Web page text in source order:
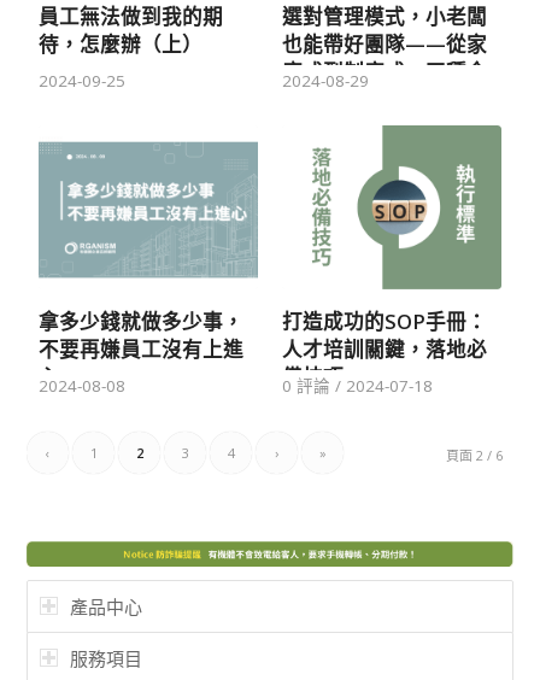
員工無法做到我的期
待，怎麼辦（上）
2024-09-25
選對管理模式，小老闆
也能帶好團隊——從家
庭式到制度式，四種企
2024-08-29
拿多少錢就做多少事，
不要再嫌員工沒有上進
心
2024-08-08
打造成功的SOP手冊：
人才培訓關鍵，落地必
備技巧
0 評論 / 2024-07-18
頁面 2 / 6
‹ 1 2 3 4 › »
產品中心
服務項目